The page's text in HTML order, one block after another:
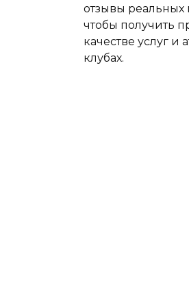
отзывы реальных
чтобы получить
качестве услуг и
клубах.